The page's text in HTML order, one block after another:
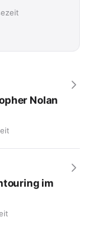
Nolan
im